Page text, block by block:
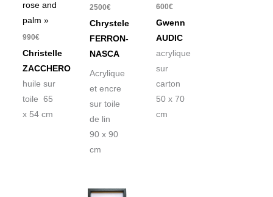
rose and
palm »
990€
Christelle
ZACCHERO
huile sur
toile 65
x 54 cm
2500€
Chrystele
FERRON-
NASCA
Acrylique
et encre
sur toile
de lin
90 x 90
cm
600€
Gwenn
AUDIC
acrylique
sur
carton
50 x 70
cm